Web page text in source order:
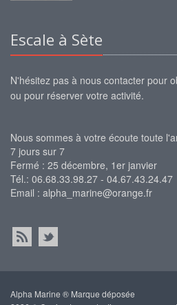
Escale à Sète
N'hésitez pas à nous contacter pour
ou pour réserver votre activité.
Nous sommes à votre écoute toute
7 jours sur 7
Fermé : 25 décembre, 1er janvier
Tél.: 06.68.33.98.27 - 04.67.43.24.47
Email : alpha_marine@orange.fr
Alpha Marine ® Marque déposée